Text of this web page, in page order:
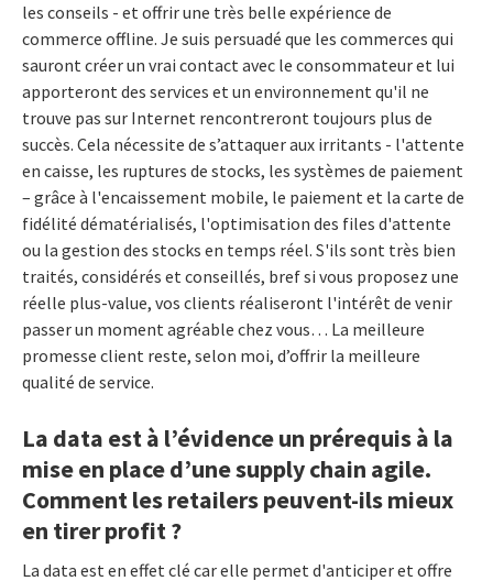
les conseils - et offrir une très belle expérience de
commerce offline. Je suis persuadé que les commerces qui
sauront créer un vrai contact avec le consommateur et lui
apporteront des services et un environnement qu'il ne
trouve pas sur Internet rencontreront toujours plus de
succès. Cela nécessite de s’attaquer aux irritants - l'attente
en caisse, les ruptures de stocks, les systèmes de paiement
– grâce à l'encaissement mobile, le paiement et la carte de
fidélité dématérialisés, l'optimisation des files d'attente
ou la gestion des stocks en temps réel. S'ils sont très bien
traités, considérés et conseillés, bref si vous proposez une
réelle plus-value, vos clients réaliseront l'intérêt de venir
passer un moment agréable chez vous… La meilleure
promesse client reste, selon moi, d’offrir la meilleure
qualité de service.
La data est à l’évidence un prérequis à la
mise en place d’une supply chain agile.
Comment les retailers peuvent-ils mieux
en tirer profit ?
La data est en effet clé car elle permet d'anticiper et offre